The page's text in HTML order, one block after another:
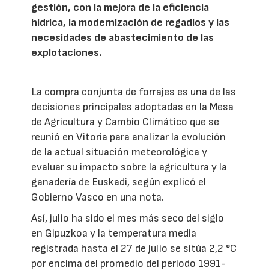
gestión, con la mejora de la eficiencia
hídrica, la modernización de regadíos y las
necesidades de abastecimiento de las
explotaciones.
La compra conjunta de forrajes es una de las
decisiones principales adoptadas en la Mesa
de Agricultura y Cambio Climático que se
reunió en Vitoria para analizar la evolución
de la actual situación meteorológica y
evaluar su impacto sobre la agricultura y la
ganadería de Euskadi, según explicó el
Gobierno Vasco en una nota.
Así, julio ha sido el mes más seco del siglo
en Gipuzkoa y la temperatura media
registrada hasta el 27 de julio se sitúa 2,2 °C
por encima del promedio del periodo 1991-